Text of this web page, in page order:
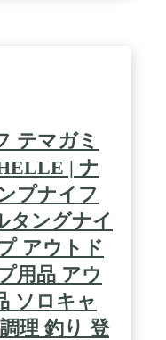
刃物用油を刃部分
る場合は、刃部分
めいたします。 商
さのバランスを考
方法によっては、
。テマガミ
| ナ
プナイフ
タングナイ
アウトド
用品 アウ
ソロキャ
理 釣り 登